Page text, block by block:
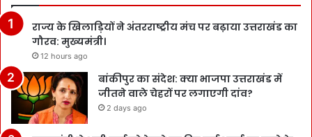
राज्य के खिलाड़ियों ने अंतरराष्ट्रीय मंच पर बढ़ाया उत्तराखंड का
गौरव: मुख्यमंत्री।
12 hours ago
बांकीपुर का संदेश: क्या भाजपा उत्तराखंड में
जीतने वाले चेहरों पर लगाएगी दांव?
2 days ago